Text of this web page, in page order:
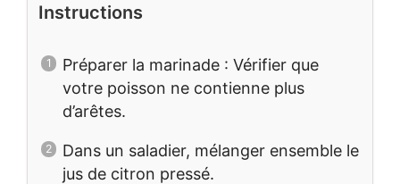
Instructions
Préparer la marinade : Vérifier que
votre poisson ne contienne plus
d’arêtes.
Dans un saladier, mélanger ensemble le
jus de citron pressé.